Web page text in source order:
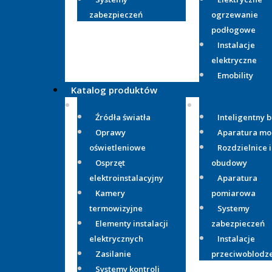
zabezpieczeń
ogrzewanie
podłogowe
Instalacje
elektryczne
Emobility
Katalog produktów
Źródła światła
Oprawy
oświetleniowe
Osprzęt
elektroinstalacyjny
Kamery
termowizyjne
Elementy instalacji
elektrycznych
Zasilanie
Systemy kontroli
Inteligentny
Aparatura
Rozdzielnice i
obudowy
Aparatura
pomiarowa
Systemy
zabezpieczeń
Instalacje